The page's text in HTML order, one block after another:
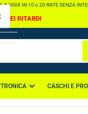
IN 10 o 20 RATE SENZA
DEI RITARDI
CASCHI E